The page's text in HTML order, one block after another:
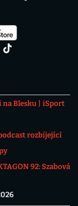
na Blesku
iSport
rozbíjející
92: Szabová